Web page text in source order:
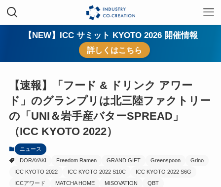
【NEW】ICC サミット KYOTO 2026 開催情報
詳しくはこちら
【速報】「フード & ドリンク アワー
ド」のグランプリは北三陸ファクトリー
の「UNI＆岩手産バターSPREAD」
（ICC KYOTO 2022）
ニュース
DORAYAKI
Freedom Ramen GRAND GIFT Greenspoon
Grino
ICC KYOTO 2022
ICC KYOTO 2022 S10C
ICC KYOTO 2022 S6G
ICCアワード
MATCHA HOME MISOVATION
QBT